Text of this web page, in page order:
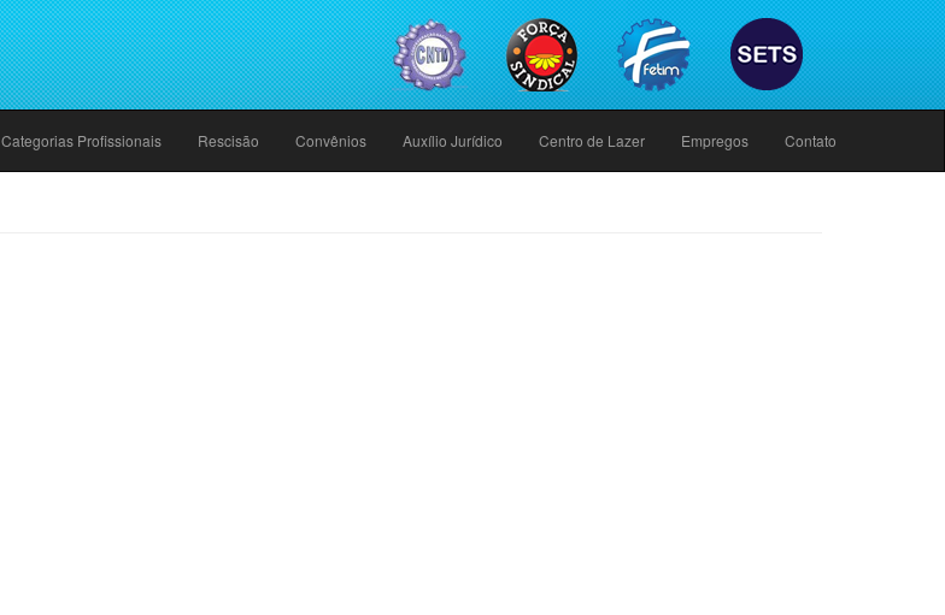
Categorias Profissionais Rescisão Convênios Auxílio Jurídico Centro de Lazer Empregos Contato